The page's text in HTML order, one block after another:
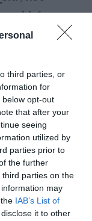
third parties, or
for
opt-out
that after your
seeing
utilized by
parties prior to
the further
parties on the
may
IAB’s List of
it to other
αλλά και
έμφυλης
δεν
και στην
μοιράστηκε
στο
την